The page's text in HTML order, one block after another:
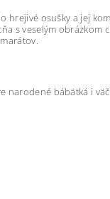
hrejivé osušky a jej
s veselým
narodené bábätká i